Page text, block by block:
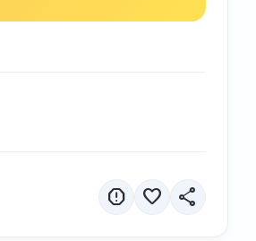
report favorite share